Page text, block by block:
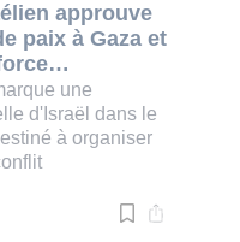
approuve
paix à Gaza et
une
d'Israël dans le
à organiser